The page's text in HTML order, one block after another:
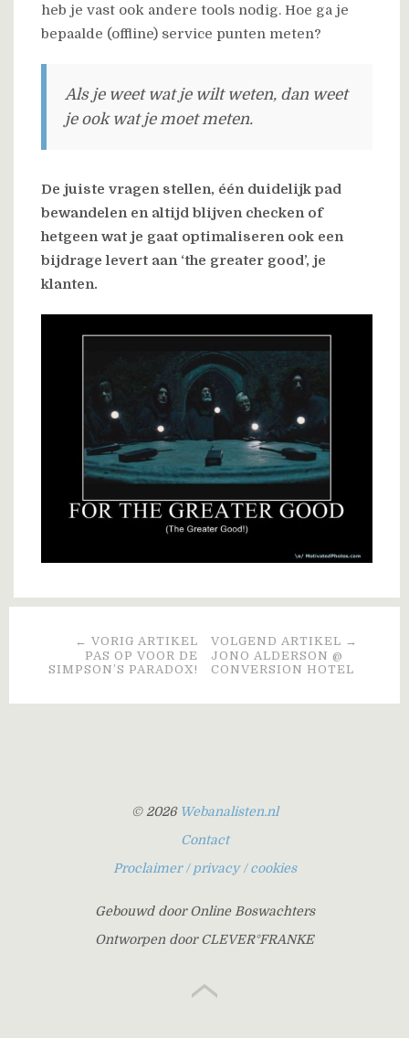
heb je vast ook andere tools nodig. Hoe ga je
bepaalde (offline) service punten meten?
Als je weet wat je wilt weten, dan weet
je ook wat je moet meten.
De juiste vragen stellen, één duidelijk pad
bewandelen en altijd blijven checken of
hetgeen wat je gaat optimaliseren ook een
bijdrage levert aan ‘the greater good’, je
klanten.
VOLGEND ARTIKEL →
JONO ALDERSON @
CONVERSION HOTEL
← VORIG ARTIKEL
PAS OP VOOR DE
SIMPSON’S PARADOX!
© 2026 Webanalisten.nl
Contact
Proclaimer / privacy / cookies
Gebouwd door Online Boswachters
Ontworpen door CLEVER°FRANKE